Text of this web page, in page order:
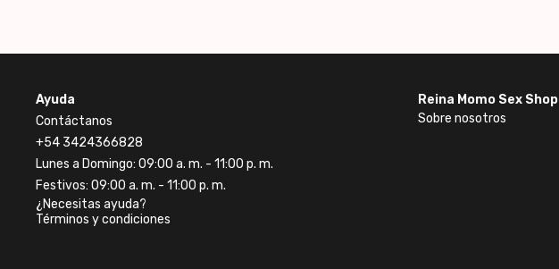
Reina Momo Sex Shop
Sobre nosotros
Ayuda
Contáctanos
+54 3424366828
Lunes a Domingo: 09:00 a. m. - 11:00 p. m.
Festivos: 09:00 a. m. - 11:00 p. m.
¿Necesitas ayuda?
Términos y condiciones